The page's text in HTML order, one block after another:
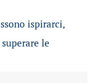
ispirarci,
le